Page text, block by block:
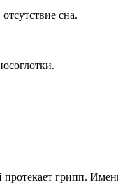
сна.
протекает грипп.